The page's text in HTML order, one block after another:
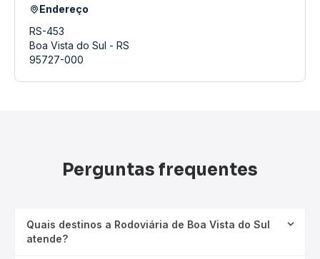
Endereço
RS-453
Boa Vista do Sul - RS
95727-000
Perguntas frequentes
Quais destinos a Rodoviária de Boa Vista do Sul
atende?